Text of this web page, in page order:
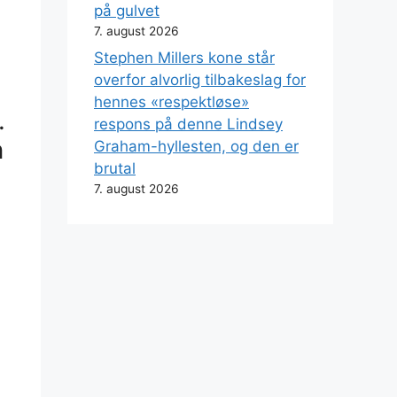
på gulvet
7. august 2026
Stephen Millers kone står
overfor alvorlig tilbakeslag for
hennes «respektløse»
respons på denne Lindsey
Graham-hyllesten, og den er
brutal
7. august 2026